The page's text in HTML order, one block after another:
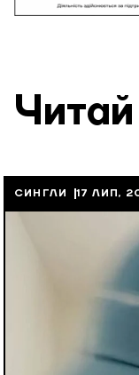
СИНГЛИ 17 ЛИП,